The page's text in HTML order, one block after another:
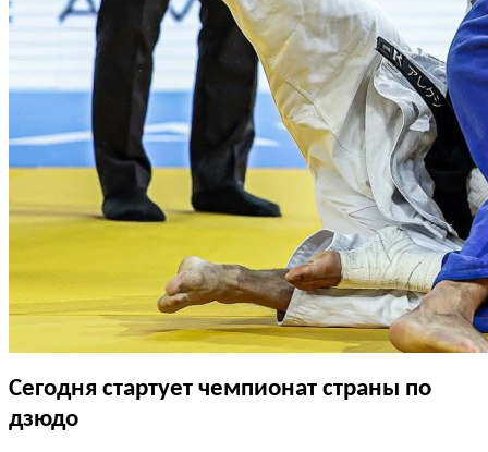
Сегодня стартует чемпионат страны по
дзюдо